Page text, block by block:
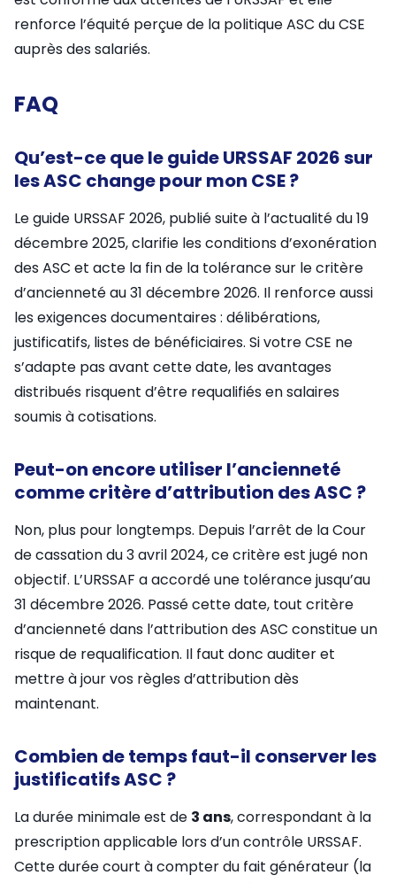
renforce l’équité perçue de la politique ASC du CSE
auprès des salariés.
FAQ
Qu’est-ce que le guide URSSAF 2026 sur
les ASC change pour mon CSE ?
Le guide URSSAF 2026, publié suite à l’actualité du 19
décembre 2025, clarifie les conditions d’exonération
des ASC et acte la fin de la tolérance sur le critère
d’ancienneté au 31 décembre 2026. Il renforce aussi
les exigences documentaires : délibérations,
justificatifs, listes de bénéficiaires. Si votre CSE ne
s’adapte pas avant cette date, les avantages
distribués risquent d’être requalifiés en salaires
soumis à cotisations.
Peut-on encore utiliser l’ancienneté
comme critère d’attribution des ASC ?
Non, plus pour longtemps. Depuis l’arrêt de la Cour
de cassation du 3 avril 2024, ce critère est jugé non
objectif. L’URSSAF a accordé une tolérance jusqu’au
31 décembre 2026. Passé cette date, tout critère
d’ancienneté dans l’attribution des ASC constitue un
risque de requalification. Il faut donc auditer et
mettre à jour vos règles d’attribution dès
maintenant.
Combien de temps faut-il conserver les
justificatifs ASC ?
La durée minimale est de 3 ans, correspondant à la
prescription applicable lors d’un contrôle URSSAF.
Cette durée court à compter du fait générateur (la